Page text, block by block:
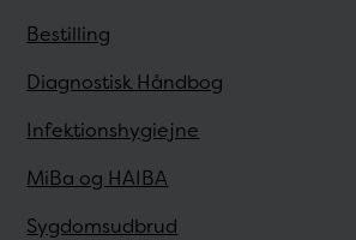
Bestilling
Diagnostisk Håndbog
Infektionshygiejne
MiBa og HAIBA
Sygdomsudbrud